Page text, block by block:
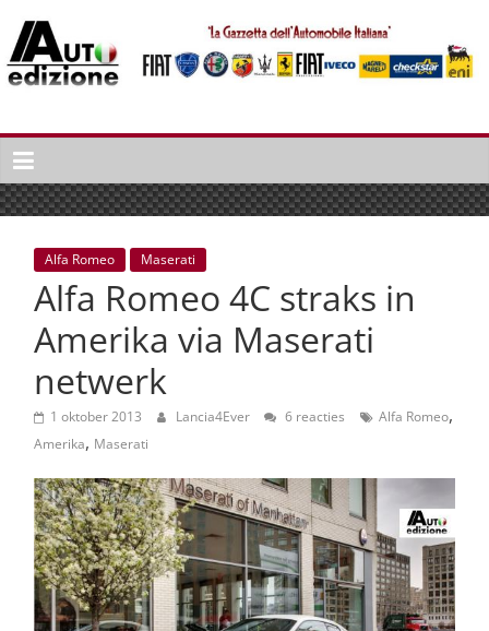
naar
inhoud
Auto
Edizione
La
Gazetta
dell'Automobile
Italiana
Italiaans
autonieuws
lifestyle
Alfa Romeo Maserati
Alfa Romeo 4C straks in
Amerika via Maserati
netwerk
1 oktober 2013 Lancia4Ever 6 reacties Alfa Romeo,
Amerika, Maserati